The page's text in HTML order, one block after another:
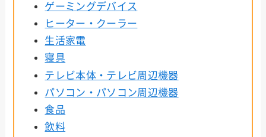
ゲーミングデバイス
ヒーター・クーラー
生活家電
寝具
テレビ本体・テレビ周辺機器
パソコン・パソコン周辺機器
食品
飲料